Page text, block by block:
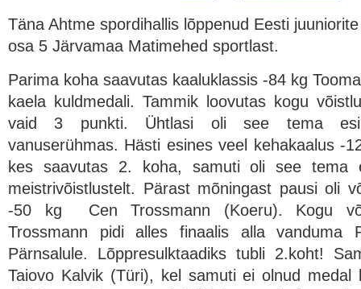
Täna Ahtme spordihallis lõppenud Eesti
osa 5 Järvamaa Matimehed sportlast.
Parima koha saavutas kaaluklassis -84 kg
kaela kuldmedali. Tammik loovutas kogu
vaid 3 punkti. Ühtlasi oli see tema
vanuserühmas. Hästi esines veel kehakaalus -
kes saavutas 2. koha, samuti oli see tema
meistrivõistlustelt. Pärast mõningast pausi oli
-50 kg Cen Trossmann (Koeru). Kogu
Trossmann pidi alles finaalis alla vanduma
Pärnsalule. Lõppresulktaadiks tubli 2.koht!
Taiovo Kalvik (Türi), kel samuti ei olnud medal